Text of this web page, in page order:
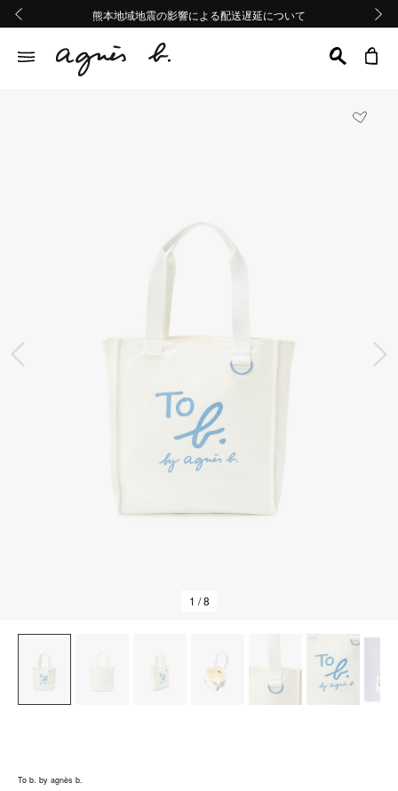
熊本地域地震の影響による配送遅延について
Summer Sale 2buy10%OFF!!
熊本地域地震の影響による配送遅延について
Summer Sale 2buy10%OFF!!
前の画像
1 / 8
To b. by agnès b.